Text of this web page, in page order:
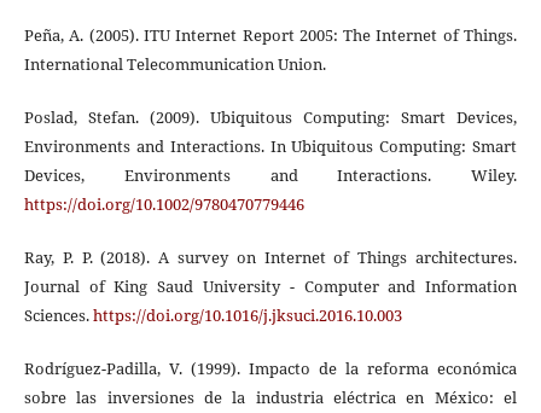
Peña, A. (2005). ITU Internet Report 2005: The Internet of Things.
International Telecommunication Union.
Poslad, Stefan. (2009). Ubiquitous Computing: Smart Devices,
Environments and Interactions. In Ubiquitous Computing: Smart
Devices, Environments and Interactions. Wiley.
https://doi.org/10.1002/9780470779446
Ray, P. P. (2018). A survey on Internet of Things architectures.
Journal of King Saud University - Computer and Information
Sciences.https://doi.org/10.1016/j.jksuci.2016.10.003
Rodríguez-Padilla, V. (1999). Impacto de la reforma económica
sobre las inversiones de la industria eléctrica en México: el